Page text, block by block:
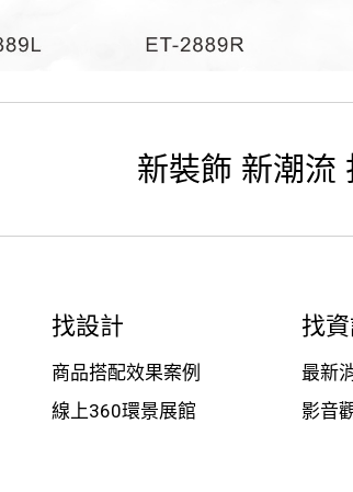
新裝飾 新潮流
找設計
商品搭配效果案例
線上360環景展館
找
最新
影音